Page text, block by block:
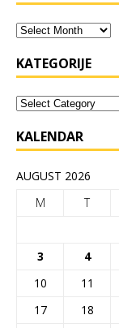
KATEGORIJE
KALENDAR
AUGUST 2026
M
T
3
4
10
11
17
18